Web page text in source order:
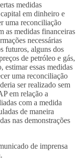
medidas
em dinheiro e
uma reconciliação
as medidas financeiras
necessárias
futuros, alguns dos
de petróleo e gás,
estimar essas medidas
uma reconciliação
ser realizado sem
em relação a
com a medida
de maneira
nas demonstrações
de imprensa